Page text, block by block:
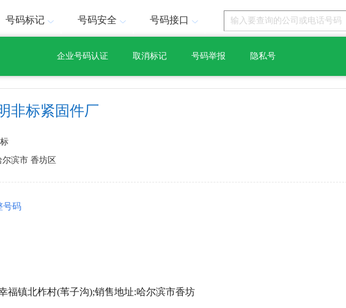
号码标记 号码安全 号码接口
企业号码认证 取消标记 号码举报 隐私号
非标紧固件厂
滨市 香坊区
号码
福镇北柞村(苇子沟);销售地址:哈尔滨市香坊